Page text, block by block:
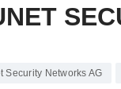
Security Networks AG